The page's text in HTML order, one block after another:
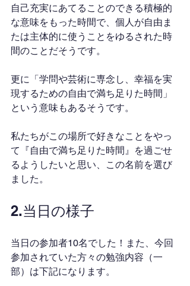
自己充実にあてることのできる積極的
な意味をもった時間で、個人が自由ま
たは主体的に使うことをゆるされた時
間のことだそうです。
更に「学問や芸術に専念し、幸福を実
現するための自由で満ち足りた時間」
という意味もあるそうです。
私たちがこの場所で好きなことをやっ
て『自由で満ち足りた時間』を過ごせ
るようしたいと思い、この名前を選び
ました。
2.当日の様子
当日の参加者10名でした！また、今回
参加されていた方々の勉強内容（一
部）は下記になります。